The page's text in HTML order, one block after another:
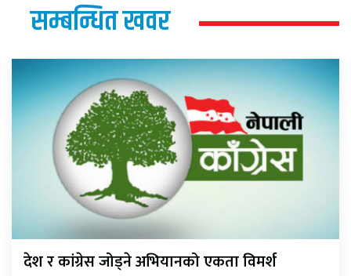
सम्बन्धित खवर
देश र कांग्रेस जोड्ने अभियानको एकता विमर्श